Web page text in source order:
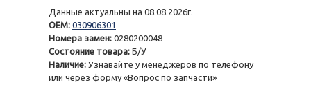
Данные актуальны на 08.08.2026г.
OEM: 030906301
Номера замен: 0280200048
Состояние товара: Б/У
Наличие: Узнавайте у менеджеров по телефону
или через форму «Вопрос по запчасти»